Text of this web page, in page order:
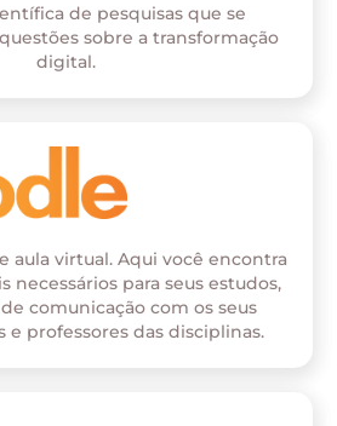
de pesquisas que se
sobre a transformação
digital.
aula virtual. Aqui você encontra
necessários para seus estudos,
comunicação com os seus
e professores das disciplinas.